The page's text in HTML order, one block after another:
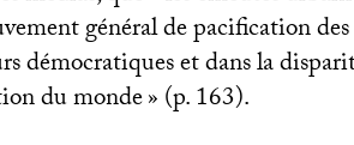
général de pacification
démocratiques et dans la
du monde» (p. 163).